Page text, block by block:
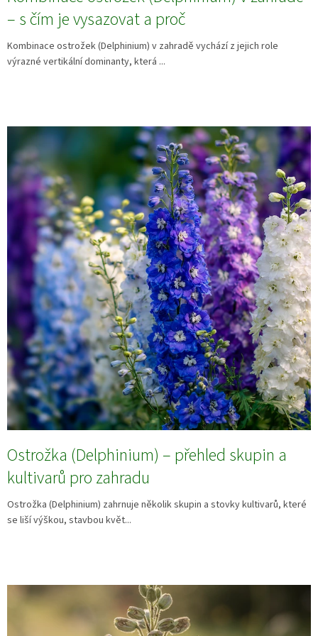
– s čím je vysazovat a proč
Kombinace ostrožek (Delphinium) v zahradě vychází z jejich role
výrazné vertikální dominanty, která ...
Ostrožka (Delphinium) – přehled skupin a
kultivarů pro zahradu
Ostrožka (Delphinium) zahrnuje několik skupin a stovky kultivarů, které
se liší výškou, stavbou květ...